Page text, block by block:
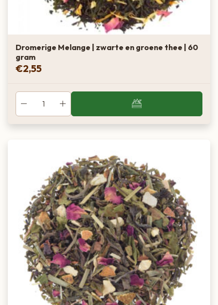
Dromerige Melange | zwarte en groene thee | 60
gram
€2,55